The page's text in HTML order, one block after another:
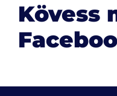
Kövess